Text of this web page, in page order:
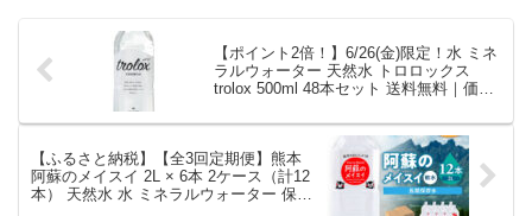
35,000円で販売中（送料込み・ポイント1
倍）。実ユーザーレビュー0件・平均評価
0の商品情報・購入方法まとめ。
【ポイント2倍！】6/26(金)限定！水 ミネ
ラルウォーター 天然水 トロロックス
trolox 500ml 48本セット 送料無料｜価
【ふるさと納税】【全3回定期便】熊本
阿蘇のメイスイ 2L × 6本 2ケース（計12
本） 天然水 水 ミネラルウォーター 保存